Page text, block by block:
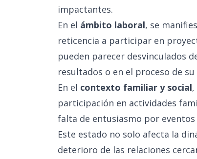
impactantes.
En el ámbito laboral, se
reticencia a participar en
pueden parecer desvinculados
resultados o en el proceso de
En el contexto familiar y social
participación en actividades
falta de entusiasmo por
Este estado no solo afecta la
deterioro de las relaciones